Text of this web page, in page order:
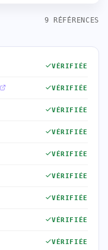
9 RÉFÉRENCES
VÉRIFIÉE
VÉRIFIÉE
VÉRIFIÉE
VÉRIFIÉE
VÉRIFIÉE
VÉRIFIÉE
VÉRIFIÉE
VÉRIFIÉE
VÉRIFIÉE